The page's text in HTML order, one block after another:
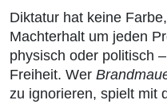
Diktatur hat keine
Machterhalt um jeden
physisch oder politisch
Freiheit. Wer
zu ignorieren, spielt mit